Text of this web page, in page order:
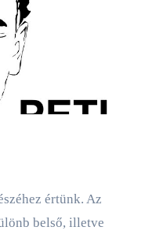
belső, illetve